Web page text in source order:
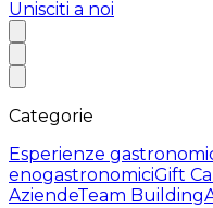
Unisciti a noi
Categorie
Esperienze
enogastronomiciGift
AziendeTeam Building